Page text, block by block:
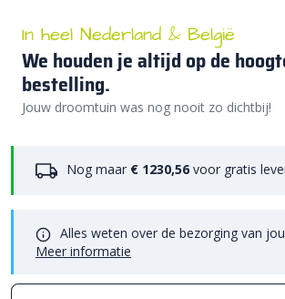
In heel Nederland & België
We houden je altijd op de
bestelling.
Jouw droomtuin was nog nooit zo dichtbij!
Nog maar € 1230,56 voor gratis
Alles weten over de bezorging van
Meer informatie